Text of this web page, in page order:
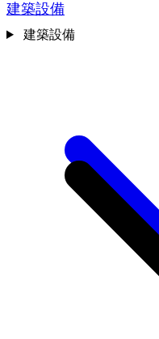
建築設備
建築設備